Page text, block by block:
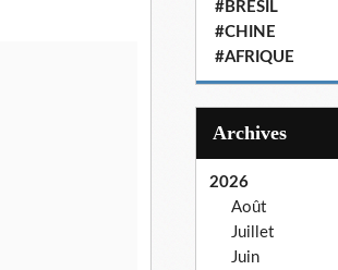
#BRESIL
#CHINE
#AFRIQUE
Archives
2026
Août
Juillet
Juin